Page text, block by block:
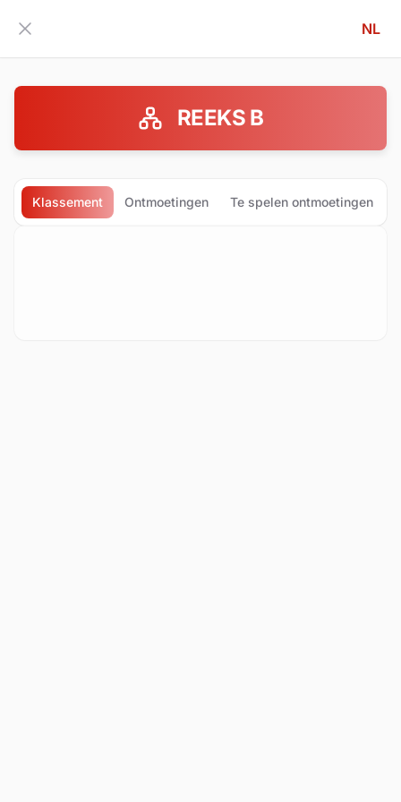
Zijbalk inklappen
NL
REEKS B
Klassement Ontmoetingen Te spelen ontmoetingen